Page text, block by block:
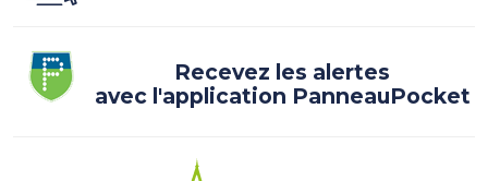
Recevez les alertes
avec l'application PanneauPocket